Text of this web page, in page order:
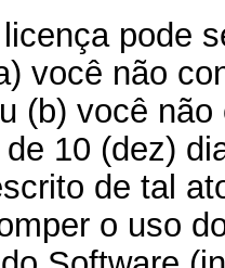
pode
você não
(b) você
10 (dez)
de tal
o uso